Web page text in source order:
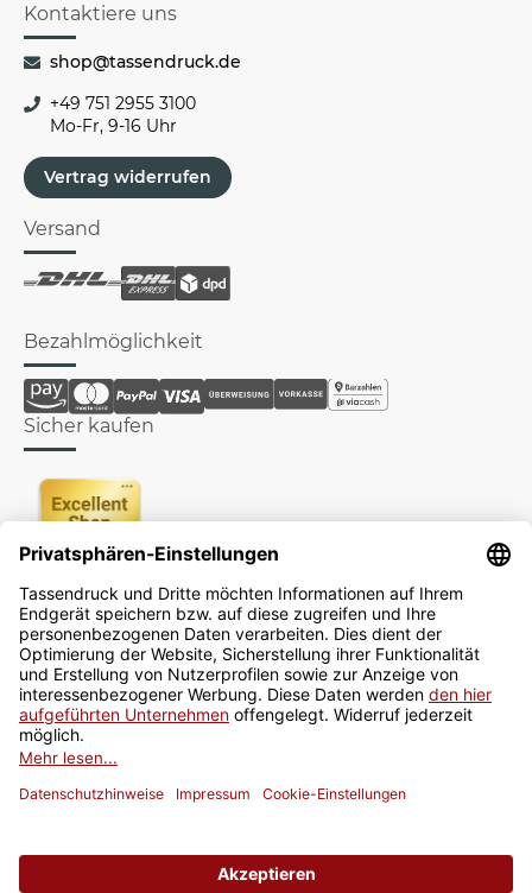
Kontaktiere uns
shop@tassendruck.de
+49 751 2955 3100
Mo-Fr, 9-16 Uhr
Vertrag widerrufen
Versand
Bezahlmöglichkeit
Sicher kaufen
Newsletter